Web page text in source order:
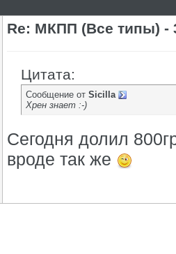
Re: МКПП (Все типы) -
Цитата:
Сообщение от Sicilla
Хрен знает :-)
Сегодня долил
вроде так же